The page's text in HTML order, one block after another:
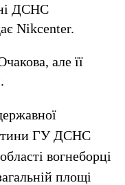
ДСНС
Nikcenter.
але її
ГУ ДСНС
вогнеборці
площі